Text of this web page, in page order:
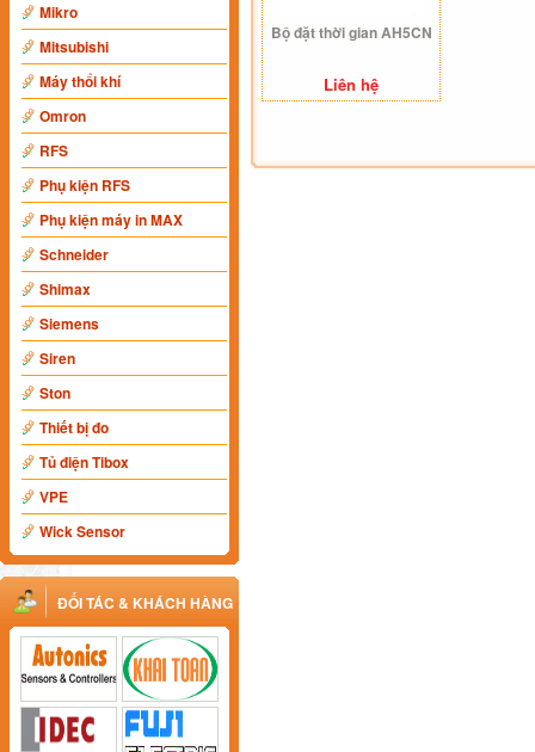
Mikro
Mitsubishi
Máy thổi khí
Omron
RFS
Phụ kiện RFS
Phụ kiện máy in MAX
Schneider
Shimax
Siemens
Siren
Ston
Thiết bị đo
Tủ điện Tibox
VPE
Wick Sensor
ĐỐI TÁC & KHÁCH HÀNG
Bộ đặt thời gian AH5CN
Liên hệ